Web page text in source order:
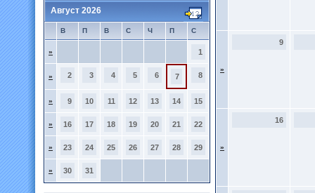
Август 2026
В П В С Ч П С
» 1
» 2 3 4 5 6 7 8
» 9 10 11 12 13 14 15
» 16 17 18 19 20 21 22
» 23 24 25 26 27 28 29
» 30 31
»
9
»
16